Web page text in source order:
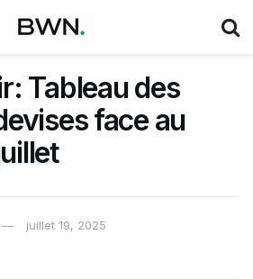
Tableau des
face au
juillet 19, 2025